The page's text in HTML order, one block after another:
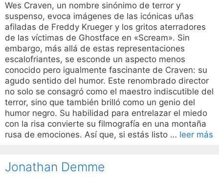
Wes Craven, un nombre sinónimo de terror y
suspenso, evoca imágenes de las icónicas uñas
afiladas de Freddy Krueger y los gritos aterradores
de las víctimas de Ghostface en «Scream». Sin
embargo, más allá de estas representaciones
escalofriantes, se esconde un aspecto menos
conocido pero igualmente fascinante de Craven: su
agudo sentido del humor. Este renombrado director
no solo se consagró como el maestro indiscutible del
terror, sino que también brilló como un genio del
humor negro. Su habilidad para entrelazar el miedo
con la risa convierte su filmografía en una montaña
rusa de emociones. Así que, si estás listo … leer más
Jonathan Demme